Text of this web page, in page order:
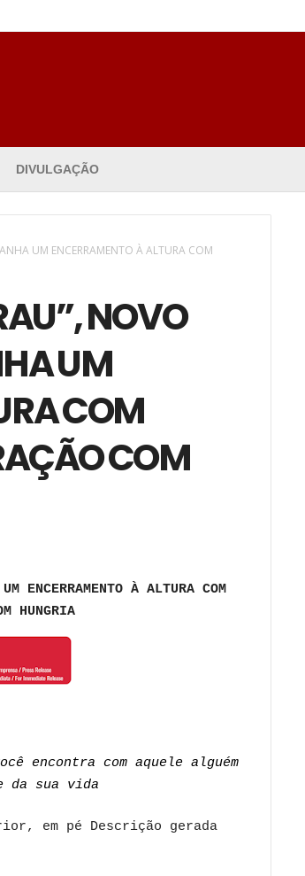
DIVULGAÇÃO
UM ENCERRAMENTO À ALTURA COM
NOVO
UM
COM
COM
ENCERRAMENTO À ALTURA COM
HUNGRIA
encontra com aquele alguém
da sua vida